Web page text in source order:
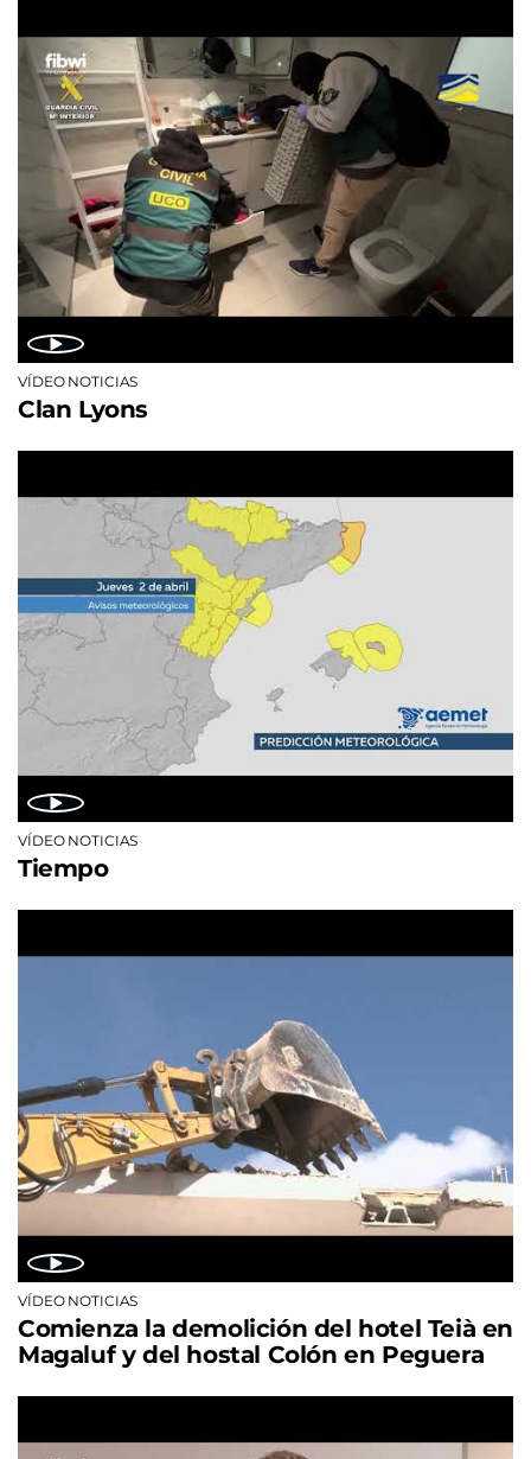
VÍDEO NOTICIAS
Clan Lyons
VÍDEO NOTICIAS
Tiempo
VÍDEO NOTICIAS
Comienza la demolición del hotel Teià en
Magaluf y del hostal Colón en Peguera